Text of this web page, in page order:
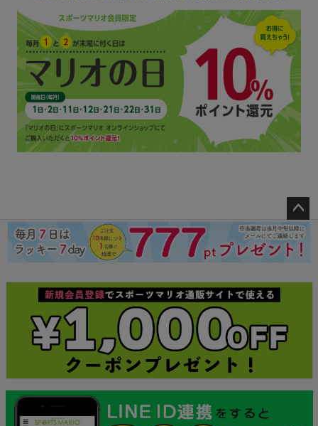
ペー
ジト
ップ